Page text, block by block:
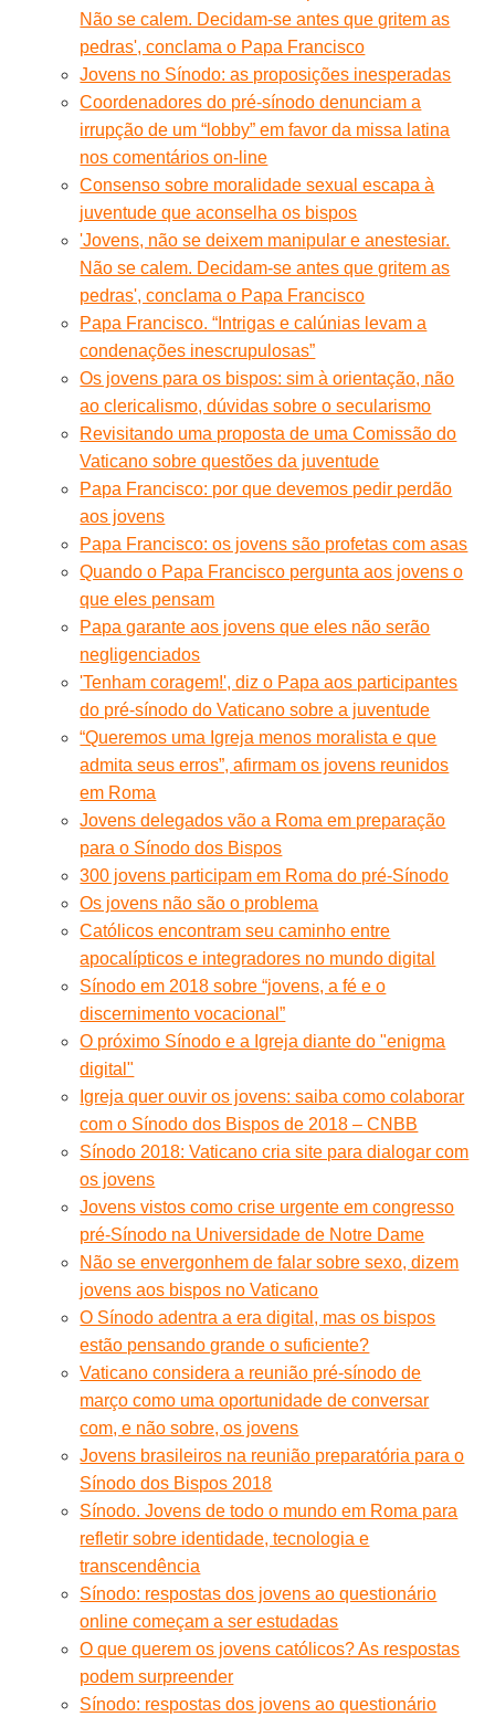
Não se calem. Decidam-se antes que gritem as
pedras', conclama o Papa Francisco
Jovens no Sínodo: as proposições inesperadas
Coordenadores do pré-sínodo denunciam a
irrupção de um “lobby” em favor da missa latina
nos comentários on-line
Consenso sobre moralidade sexual escapa à
juventude que aconselha os bispos
'Jovens, não se deixem manipular e anestesiar.
Não se calem. Decidam-se antes que gritem as
pedras', conclama o Papa Francisco
Papa Francisco. “Intrigas e calúnias levam a
condenações inescrupulosas”
Os jovens para os bispos: sim à orientação, não
ao clericalismo, dúvidas sobre o secularismo
Revisitando uma proposta de uma Comissão do
Vaticano sobre questões da juventude
Papa Francisco: por que devemos pedir perdão
aos jovens
Papa Francisco: os jovens são profetas com asas
Quando o Papa Francisco pergunta aos jovens o
que eles pensam
Papa garante aos jovens que eles não serão
negligenciados
'Tenham coragem!', diz o Papa aos participantes
do pré-sínodo do Vaticano sobre a juventude
“Queremos uma Igreja menos moralista e que
admita seus erros”, afirmam os jovens reunidos
em Roma
Jovens delegados vão a Roma em preparação
para o Sínodo dos Bispos
300 jovens participam em Roma do pré-Sínodo
Os jovens não são o problema
Católicos encontram seu caminho entre
apocalípticos e integradores no mundo digital
Sínodo em 2018 sobre “jovens, a fé e o
discernimento vocacional”
O próximo Sínodo e a Igreja diante do "enigma
digital"
Igreja quer ouvir os jovens: saiba como colaborar
com o Sínodo dos Bispos de 2018 – CNBB
Sínodo 2018: Vaticano cria site para dialogar com
os jovens
Jovens vistos como crise urgente em congresso
pré-Sínodo na Universidade de Notre Dame
Não se envergonhem de falar sobre sexo, dizem
jovens aos bispos no Vaticano
O Sínodo adentra a era digital, mas os bispos
estão pensando grande o suficiente?
Vaticano considera a reunião pré-sínodo de
março como uma oportunidade de conversar
com, e não sobre, os jovens
Jovens brasileiros na reunião preparatória para o
Sínodo dos Bispos 2018
Sínodo. Jovens de todo o mundo em Roma para
refletir sobre identidade, tecnologia e
transcendência
Sínodo: respostas dos jovens ao questionário
online começam a ser estudadas
O que querem os jovens católicos? As respostas
podem surpreender
Sínodo: respostas dos jovens ao questionário